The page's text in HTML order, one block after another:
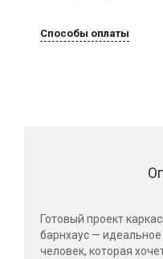
Способы оплаты
Готовый проект
барнхаус —
человек, которая